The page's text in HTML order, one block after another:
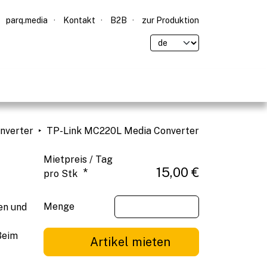
parq.media Kontakt B2B zur Produktion
TP-Link MC220L Media Converter
und
Mietpreis / Tag
pro Stk * 15,00 €
Menge
Artikel mieten